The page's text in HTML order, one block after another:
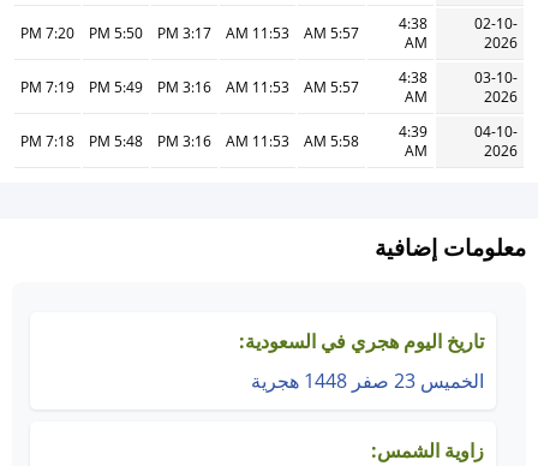
02-10-
2026
4:38
AM
5:57 AM
11:53 AM
3:17 PM
5:50 PM
7:20 PM
03-10-
2026
4:38
AM
5:57 AM
11:53 AM
3:16 PM
5:49 PM
7:19 PM
04-10-
2026
4:39
AM
5:58 AM
11:53 AM
3:16 PM
5:48 PM
7:18 PM
معلومات إضافية
تاريخ اليوم هجري في السعودية:
الخميس 23 صفر 1448 هجرية
زاوية الشمس: